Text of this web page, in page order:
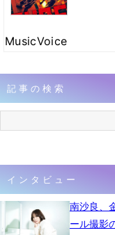
MusicVoice
記事の検索
インタビュー
南沙良、
ール撮影